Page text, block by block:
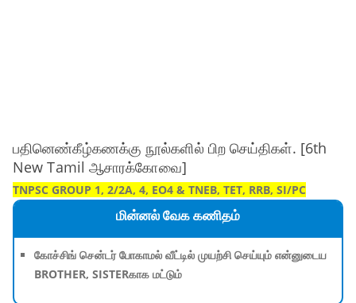
பதினெண்கீழ்கணக்கு நூல்களில் பிற செய்திகள். [6th
New Tamil ஆசாரக்கோவை]
TNPSC GROUP 1, 2/2A, 4, EO4 & TNEB, TET, RRB, SI/PC
மின்னல் வேக கணிதம்
கோச்சிங் சென்டர் போகாமல் வீட்டில் முயற்சி செய்யும் என்னுடைய
BROTHER, SISTERகாக மட்டும்